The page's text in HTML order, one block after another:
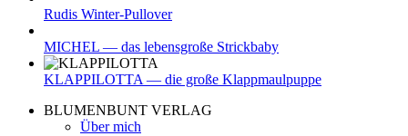
Rudis Winter-Pullover
MICHEL — das lebensgroße Strickbaby
KLAPPILOTTA — die große Klappmaulpuppe
BLUMENBUNT VERLAG
Über mich